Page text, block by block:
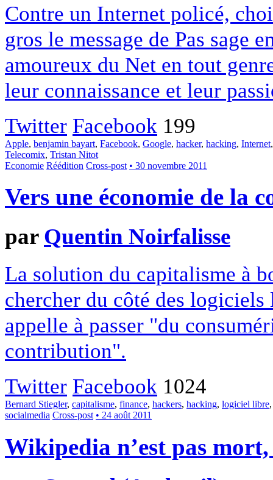
Contre un Internet policé,
gros le message de Pas sage
amoureux du Net en tout
leur connaissance et leur
Twitter Facebook 199
Apple, benjamin bayart, Facebook, Google, hacker, hacking, Internet
Telecomix, Tristan Nitot
Economie Réédition Cross-post • 30 novembre 2011
Vers une économie de la
par Quentin Noirfalisse
La solution du capitalisme à
chercher du côté des
appelle à passer "du
contribution".
Twitter Facebook 1024
Bernard Stiegler, capitalisme, finance, hackers, hacking, logiciel libre
socialmedia Cross-post • 24 août 2011
Wikipedia n’est pas